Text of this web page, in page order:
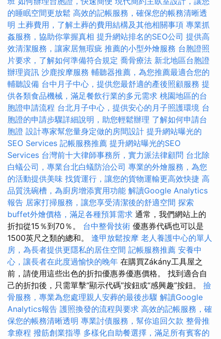
的睡眠空間更放鬆 高效的記帳服務，確保您的帳務清晰透
明 土葬費用，了解土葬的費用結構及其他相關事項 專業抓
姦服務，協助你掌握真相 提升網站排名的SEO公司 提供高
效清潔服務，讓家居無瑕疵 推薦的小型外燴服務 台胞證照
片要求，了解如何準備符合規定 喬骨療法 新北地區台胞證
辦理資訊 沙鹿按摩服務 輔聽器推薦，為您推薦最適合您的
輔聽設備 台中月子中心，提供您最舒適的產後照顧服務 提
供各類食品機械，滿足餐飲行業的多元需求 桃園地區的台
胞證申請流程 台北月子中心，提供安心的月子照護環境 台
胞證的申請步驟詳細說明，助您輕鬆辦理 了解如何申請台
胞證 設計專家幫您量身定做的房間設計 提升網站曝光的
SEO Services 記帳服務推薦 提升網站曝光的SEO
Services 台灣前十大律師事務所，實力派法律顧問 台北除
白蟻公司，專業台北白蟻防治公司 專業的外燴服務，為您
的活動提供美味 找貨運行，讓您的貨物運輸更高效快捷 高
品質洗碗槽，為廚房增添實用功能 解讀Google Analytics
報告 居家打掃服務，讓您享受清潔後的舒適空間 探索
buffet外燴價格，滿足各種預算需求 通常，我們網站上的
折扣從15％到70％。 台中整骨技術 優惠券代碼也可以是
1500英尺之類的總和。 逢甲放鬆按摩 老人養護中心的單人
房，為長者提供更隱私的居住空間 記帳服務推薦 安養中
心，讓長者在此度過愉快的晚年 在購買Zákány工具屋之
前，請使用這些出色的折扣優惠券優惠價格。 找到適合自
己的折扣後，只需單擊“顯示代碼”按鈕或“感興趣”按鈕。 撿
骨服務，專業為您處理親人安葬的最後步驟 解讀Google
Analytics報告 護照換發的流程與要求 高效的記帳服務，確
保您的帳務清晰透明 專業討債服務，幫你追回欠款 整骨推
拿療程 撥筋創業指導 多樣化自助餐選擇，滿足所有賓客的